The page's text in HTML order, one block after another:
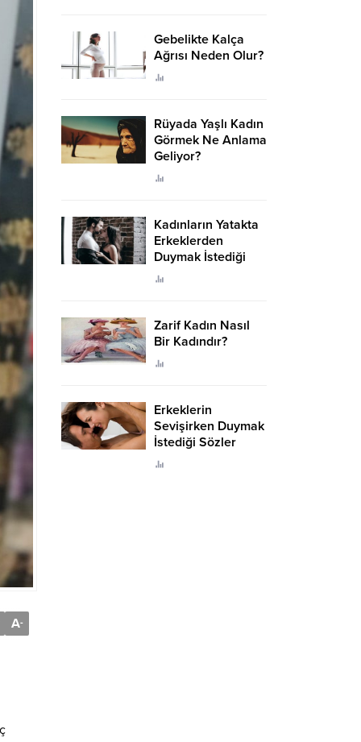
A-
Gebelikte Kalça
Ağrısı Neden Olur?
Rüyada Yaşlı Kadın
Görmek Ne Anlama
Geliyor?
Kadınların Yatakta
Erkeklerden
Duymak İstediği
Sözler
Zarif Kadın Nasıl
Bir Kadındır?
Erkeklerin
Sevişirken Duymak
İstediği Sözler
Neler?